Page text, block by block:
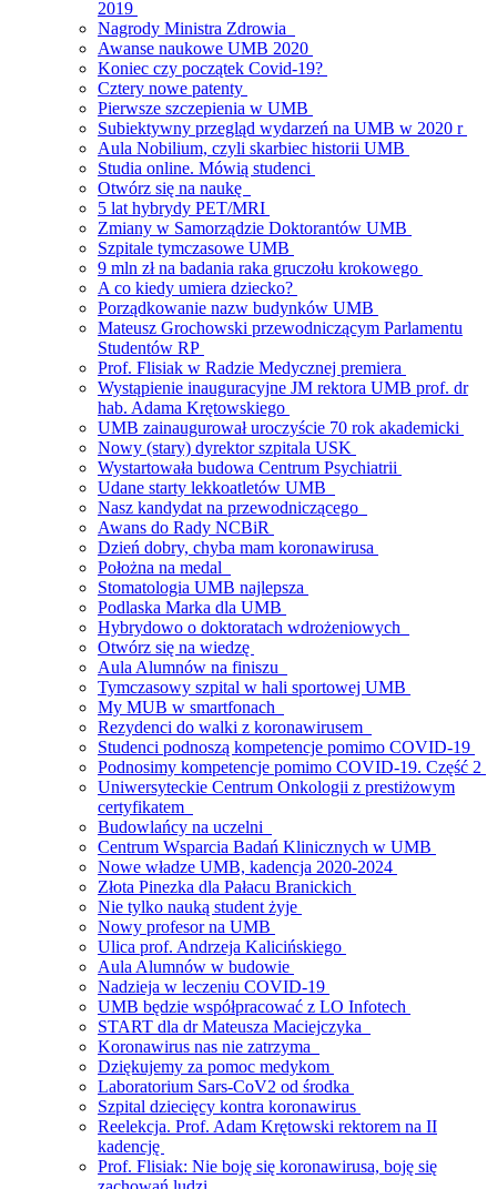
2019
Nagrody Ministra Zdrowia
Awanse naukowe UMB 2020
Koniec czy początek Covid-19?
Cztery nowe patenty
Pierwsze szczepienia w UMB
Subiektywny przegląd wydarzeń na UMB w 2020 r
Aula Nobilium, czyli skarbiec historii UMB
Studia online. Mówią studenci
Otwórz się na naukę
5 lat hybrydy PET/MRI
Zmiany w Samorządzie Doktorantów UMB
Szpitale tymczasowe UMB
9 mln zł na badania raka gruczołu krokowego
A co kiedy umiera dziecko?
Porządkowanie nazw budynków UMB
Mateusz Grochowski przewodniczącym Parlamentu
Studentów RP
Prof. Flisiak w Radzie Medycznej premiera
Wystąpienie inauguracyjne JM rektora UMB prof. dr
hab. Adama Krętowskiego
UMB zainaugurował uroczyście 70 rok akademicki
Nowy (stary) dyrektor szpitala USK
Wystartowała budowa Centrum Psychiatrii
Udane starty lekkoatletów UMB
Nasz kandydat na przewodniczącego
Awans do Rady NCBiR
Dzień dobry, chyba mam koronawirusa
Położna na medal
Stomatologia UMB najlepsza
Podlaska Marka dla UMB
Hybrydowo o doktoratach wdrożeniowych
Otwórz się na wiedzę
Aula Alumnów na finiszu
Tymczasowy szpital w hali sportowej UMB
My MUB w smartfonach
Rezydenci do walki z koronawirusem
Studenci podnoszą kompetencje pomimo COVID-19
Podnosimy kompetencje pomimo COVID-19. Część 2
Uniwersyteckie Centrum Onkologii z prestiżowym
certyfikatem
Budowlańcy na uczelni
Centrum Wsparcia Badań Klinicznych w UMB
Nowe władze UMB, kadencja 2020-2024
Złota Pinezka dla Pałacu Branickich
Nie tylko nauką student żyje
Nowy profesor na UMB
Ulica prof. Andrzeja Kalicińskiego
Aula Alumnów w budowie
Nadzieja w leczeniu COVID-19
UMB będzie współpracować z LO Infotech
START dla dr Mateusza Maciejczyka
Koronawirus nas nie zatrzyma
Dziękujemy za pomoc medykom
Laboratorium Sars-CoV2 od środka
Szpital dziecięcy kontra koronawirus
Reelekcja. Prof. Adam Krętowski rektorem na II
kadencję
Prof. Flisiak: Nie boję się koronawirusa, boję się